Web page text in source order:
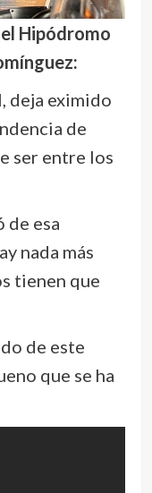
Hipódromo
deja eximido
de
ser entre los
de esa
nada más
tienen que
de este
que se ha